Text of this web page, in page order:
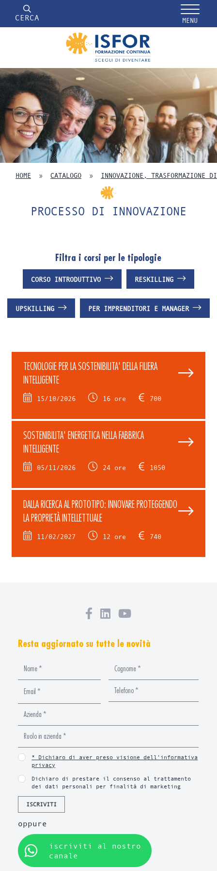
CERCA MENU
HOME » CATALOGO » INNOVAZIONE, TRASFORMAZIONE
PROCESSO DI INNOVAZIONE
Filtra i corsi per le tipologie
CORSO INTRODUTTIVO RESKILLING
UPSKILLING PER IMPRENDITORI E MANAGER
TECNOLOGIE PER LA SOSTENIBILITA' DELLA FILIERA
INTELLIGENTE
15/10/2026 16 ore 700
SOSTENIBILITA' ENERGETICA NELLA FABBRICA
INTELLIGENTE
05/11/2026 24 ore 1050
DALLA RICERCA AL PROTOTIPO: INNOVARE PROTEGGENDO
LA PROPRIETÀ INTELLETTUALE
11/02/2027 12 ore 740
Resta aggiornato su tutte le novità
* Dichiaro di aver preso visione dell’informativa
privacy
Dichiaro di prestare il consenso al trattamento
dei dati personali per finalità di marketing
ISCRIVITI
oppure
iscriviti al nostro
canale